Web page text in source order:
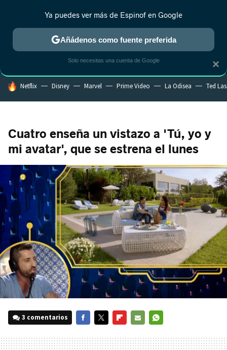
MENÚ NUEVO
ESTRENOS REALITY ANIME RANKINGS CINE
HOY SE HABLA DE
Netflix Disney Marvel Prime Video La Odisea Ted
Cuatro enseña un vistazo a 'Tú, yo y
mi avatar', que se estrena el lunes
3 comentarios
MAIL
×
Ya puedes ver más de Espinof en Google
Añádenos como fuente preferida
Solo necesitas una cuenta de Google